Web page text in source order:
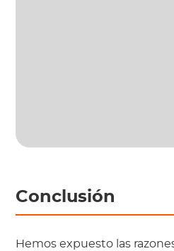
Conclusión
Hemos expuesto las